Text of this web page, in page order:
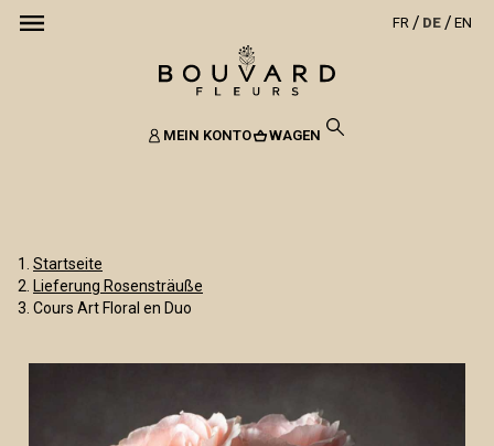
FR DE EN
MEIN KONTO WAGEN
Startseite
Lieferung Rosensträuße
Cours Art Floral en Duo